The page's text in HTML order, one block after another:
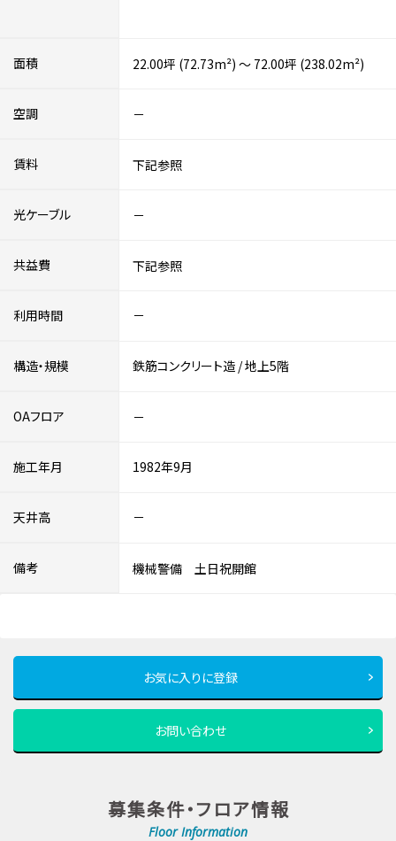
面積 22.00坪 (72.73m²) ～ 72.00坪 (238.02m²)
空調 －
賃料 下記参照
光ケーブル －
共益費 下記参照
利用時間 －
構造・規模 鉄筋コンクリート造 /地上5階
OAフロア －
施工年月 1982年9月
天井高 －
備考 機械警備 土日祝開館
お気に入りに登録
お問い合わせ
募集条件・フロア情報
Floor Information